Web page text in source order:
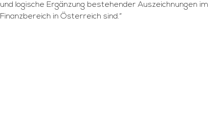
und logische Ergänzung bestehender Auszeichnungen im
Finanzbereich in Österreich sind.“